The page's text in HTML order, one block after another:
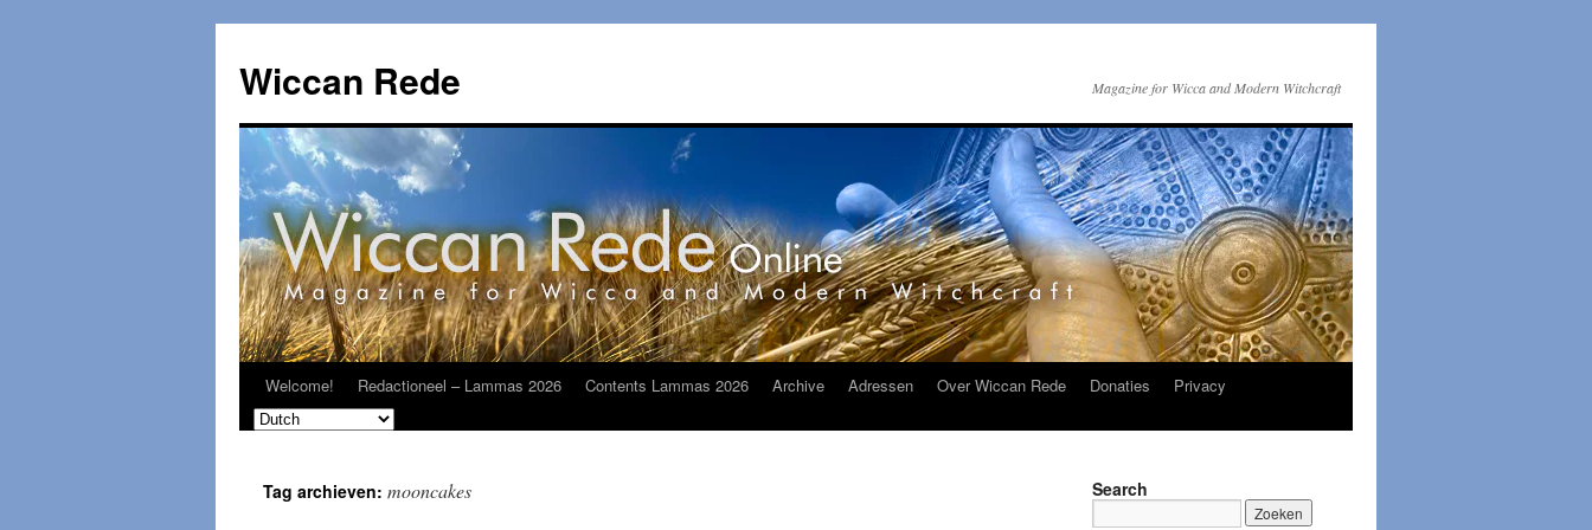
de
inhoud
Wiccan Rede Magazine for Wicca and Modern Witchcraft
Welcome! Redactioneel – Lammas 2026 Contents Lammas 2026 Archive Adressen Over Wiccan Rede Donaties Privacy
Tag archieven: mooncakes Search